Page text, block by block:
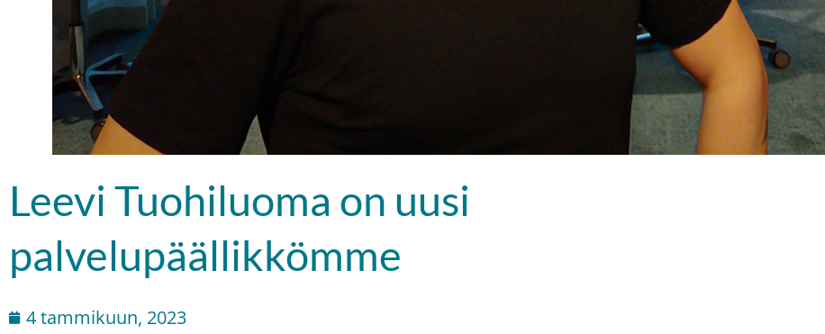
Leevi Tuohiluoma on uusi
palvelupäällikkömme
4 tammikuun, 2023